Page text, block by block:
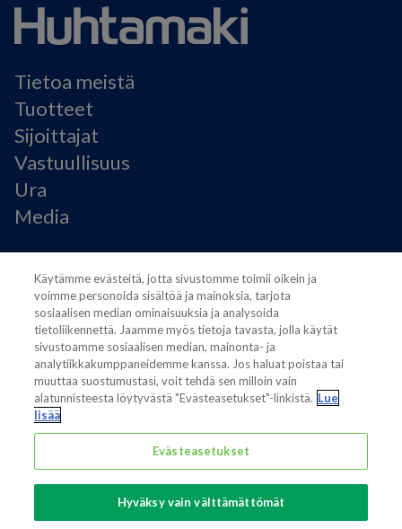
Tietoa meistä
Tuotteet
Sijoittajat
Vastuullisuus
Ura
Media
Käyttöehdot
Modern Slavery Statement
Tietosuojaseloste
Käyttöehdot
Evästeasetukset
Also of interest
Sustainable Packaging Solutions
Käytämme evästeitä, jotta sivustomme toimii oikein ja
voimme personoida sisältöä ja mainoksia, tarjota
sosiaalisen median ominaisuuksia ja analysoida
tietoliikennettä. Jaamme myös tietoja tavasta, jolla käytät
sivustoamme sosiaalisen median, mainonta- ja
analytiikkakumppaneidemme kanssa. Jos haluat poistaa tai
muuttaa suostumustasi, voit tehdä sen milloin vain
alatunnisteesta löytyvästä "Evästeasetukset"-linkistä. Lue
lisää
Evästeasetukset
Hyväksy vain välttämättömät